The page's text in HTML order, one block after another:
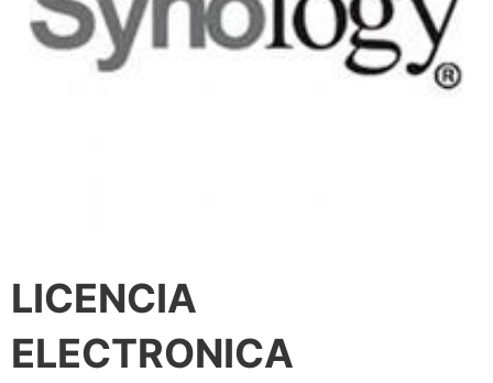
LICENCIA
ELECTRONICA